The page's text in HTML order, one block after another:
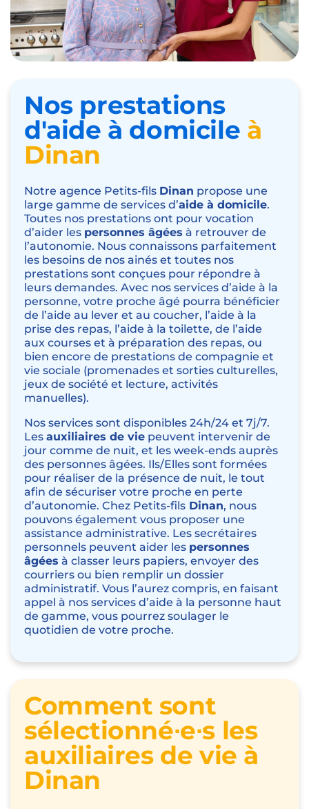
Nos prestations
d'aide à domicile à
Dinan
Notre agence Petits-fils Dinan propose une
large gamme de services d’aide à domicile.
Toutes nos prestations ont pour vocation
d’aider les personnes âgées à retrouver de
l’autonomie. Nous connaissons parfaitement
les besoins de nos ainés et toutes nos
prestations sont conçues pour répondre à
leurs demandes. Avec nos services d’aide à la
personne, votre proche âgé pourra bénéficier
de l’aide au lever et au coucher, l’aide à la
prise des repas, l’aide à la toilette, de l’aide
aux courses et à préparation des repas, ou
bien encore de prestations de compagnie et
vie sociale (promenades et sorties culturelles,
jeux de société et lecture, activités
manuelles).
Nos services sont disponibles 24h/24 et 7j/7.
Les auxiliaires de vie peuvent intervenir de
jour comme de nuit, et les week-ends auprès
des personnes âgées. Ils/Elles sont formées
pour réaliser de la présence de nuit, le tout
afin de sécuriser votre proche en perte
d’autonomie. Chez Petits-fils Dinan, nous
pouvons également vous proposer une
assistance administrative. Les secrétaires
personnels peuvent aider les personnes
âgées à classer leurs papiers, envoyer des
courriers ou bien remplir un dossier
administratif. Vous l’aurez compris, en faisant
appel à nos services d’aide à la personne haut
de gamme, vous pourrez soulager le
quotidien de votre proche.
Comment sont
sélectionné∙e∙s les
auxiliaires de vie à
Dinan